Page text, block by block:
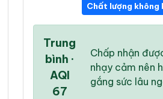
04:00 PM
30 °
Chất lượng không
Trung
bình ·
AQI
67
Chấp nhận
nhạy cảm nên
gắng sức lâu